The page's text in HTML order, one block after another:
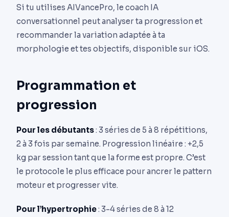
Si tu utilises AIVancePro, le coach IA
conversationnel peut analyser ta progression et
recommander la variation adaptée à ta
morphologie et tes objectifs, disponible sur iOS.
Programmation et
progression
Pour les débutants: 3 séries de 5 à 8 répétitions,
2 à 3 fois par semaine. Progression linéaire : +2,5
kg par session tant que la forme est propre. C’est
le protocole le plus efficace pour ancrer le pattern
moteur et progresser vite.
Pour l’hypertrophie: 3-4 séries de 8 à 12